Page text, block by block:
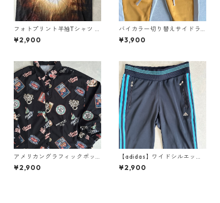
フォトプリント半袖Tシャツ 総
柄 M 古着 メンズ
¥2,900
バイカラー切り替えサイドラ
インスウェットパンツ イエロ
ー×ブルー S 古着 メンズ
¥3,900
アメリカングラフィックポッ
プ柄シャツ 総柄 L 古着 レディ
ース
¥2,900
【adidas】ワイドシルエット3
本ラインスウェットパンツ ネ
イビー S 古着 メンズ レディー
¥2,900